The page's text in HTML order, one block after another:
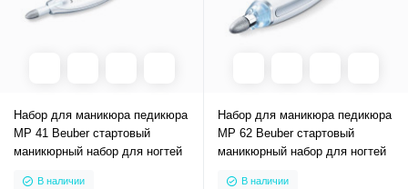
Набор для маникюра педикюра
MP 41 Beuber стартовый
маникюрный набор для ногтей
В наличии
Набор для маникюра педикюра
MP 62 Beuber стартовый
маникюрный набор для ногтей
В наличии